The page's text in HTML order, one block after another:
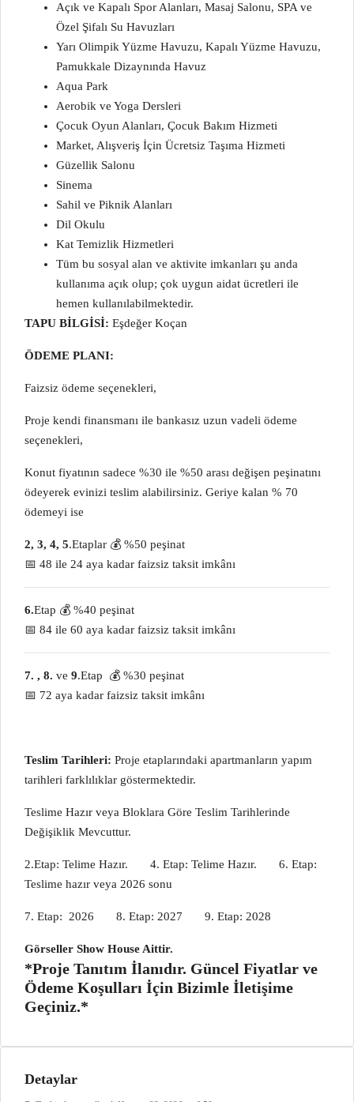
Açık ve Kapalı Spor Alanları, Masaj Salonu, SPA ve
Özel Şifalı Su Havuzları
Yarı Olimpik Yüzme Havuzu, Kapalı Yüzme Havuzu,
Pamukkale Dizaynında Havuz
Aqua Park
Aerobik ve Yoga Dersleri
Çocuk Oyun Alanları, Çocuk Bakım Hizmeti
Market, Alışveriş İçin Ücretsiz Taşıma Hizmeti
Güzellik Salonu
Sinema
Sahil ve Piknik Alanları
Dil Okulu
Kat Temizlik Hizmetleri
Tüm bu sosyal alan ve aktivite imkanları şu anda
kullanıma açık olup; çok uygun aidat ücretleri ile
hemen kullanılabilmektedir.
TAPU BİLGİSİ: Eşdeğer Koçan
ÖDEME PLANI:
Faizsiz ödeme seçenekleri,
Proje kendi finansmanı ile bankasız uzun vadeli ödeme
seçenekleri,
Konut fiyatının sadece %30 ile %50 arası değişen peşinatını
ödeyerek evinizi teslim alabilirsiniz. Geriye kalan % 70
ödemeyi ise
2, 3, 4, 5.Etaplar 💰 %50 peşinat
📅 48 ile 24 aya kadar faizsiz taksit imkânı
6.Etap 💰 %40 peşinat
📅 84 ile 60 aya kadar faizsiz taksit imkânı
7. , 8. ve 9.Etap 💰 %30 peşinat
📅 72 aya kadar faizsiz taksit imkânı
Teslim Tarihleri: Proje etaplarındaki apartmanların yapım
tarihleri farklılıklar göstermektedir.
Teslime Hazır veya Bloklara Göre Teslim Tarihlerinde
Değişiklik Mevcuttur.
2.Etap: Telime Hazır. 4. Etap: Telime Hazır. 6. Etap:
Teslime hazır veya 2026 sonu
7. Etap: 2026 8. Etap: 2027 9. Etap: 2028
Görseller Show House Aittir.
*Proje Tanıtım İlanıdır. Güncel Fiyatlar ve
Ödeme Koşulları İçin Bizimle İletişime
Geçiniz.*
Detaylar